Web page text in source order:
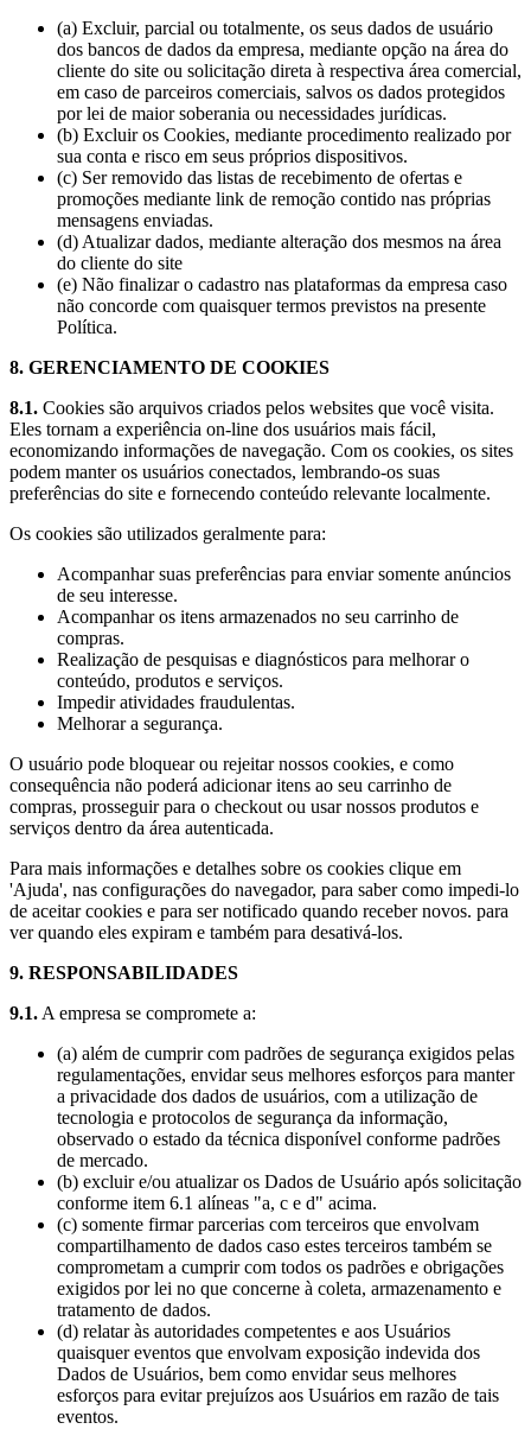
(a) Excluir, parcial ou totalmente, os seus dados de usuário
dos bancos de dados da empresa, mediante opção na área do
cliente do site ou solicitação direta à respectiva área comercial,
em caso de parceiros comerciais, salvos os dados protegidos
por lei de maior soberania ou necessidades jurídicas.
(b) Excluir os Cookies, mediante procedimento realizado por
sua conta e risco em seus próprios dispositivos.
(c) Ser removido das listas de recebimento de ofertas e
promoções mediante link de remoção contido nas próprias
mensagens enviadas.
(d) Atualizar dados, mediante alteração dos mesmos na área
do cliente do site
(e) Não finalizar o cadastro nas plataformas da empresa caso
não concorde com quaisquer termos previstos na presente
Política.
8. GERENCIAMENTO DE COOKIES
8.1. Cookies são arquivos criados pelos websites que você visita.
Eles tornam a experiência on-line dos usuários mais fácil,
economizando informações de navegação. Com os cookies, os sites
podem manter os usuários conectados, lembrando-os suas
preferências do site e fornecendo conteúdo relevante localmente.
Os cookies são utilizados geralmente para:
Acompanhar suas preferências para enviar somente anúncios
de seu interesse.
Acompanhar os itens armazenados no seu carrinho de
compras.
Realização de pesquisas e diagnósticos para melhorar o
conteúdo, produtos e serviços.
Impedir atividades fraudulentas.
Melhorar a segurança.
O usuário pode bloquear ou rejeitar nossos cookies, e como
consequência não poderá adicionar itens ao seu carrinho de
compras, prosseguir para o checkout ou usar nossos produtos e
serviços dentro da área autenticada.
Para mais informações e detalhes sobre os cookies clique em
'Ajuda', nas configurações do navegador, para saber como impedi-lo
de aceitar cookies e para ser notificado quando receber novos. para
ver quando eles expiram e também para desativá-los.
9. RESPONSABILIDADES
9.1. A empresa se compromete a:
(a) além de cumprir com padrões de segurança exigidos pelas
regulamentações, envidar seus melhores esforços para manter
a privacidade dos dados de usuários, com a utilização de
tecnologia e protocolos de segurança da informação,
observado o estado da técnica disponível conforme padrões
de mercado.
(b) excluir e/ou atualizar os Dados de Usuário após solicitação
conforme item 6.1 alíneas "a, c e d" acima.
(c) somente firmar parcerias com terceiros que envolvam
compartilhamento de dados caso estes terceiros também se
comprometam a cumprir com todos os padrões e obrigações
exigidos por lei no que concerne à coleta, armazenamento e
tratamento de dados.
(d) relatar às autoridades competentes e aos Usuários
quaisquer eventos que envolvam exposição indevida dos
Dados de Usuários, bem como envidar seus melhores
esforços para evitar prejuízos aos Usuários em razão de tais
eventos.